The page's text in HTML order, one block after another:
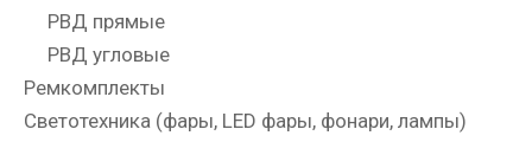
РВД прямые
РВД угловые
Ремкомплекты
Светотехника (фары, LED фары, фонари, лампы)